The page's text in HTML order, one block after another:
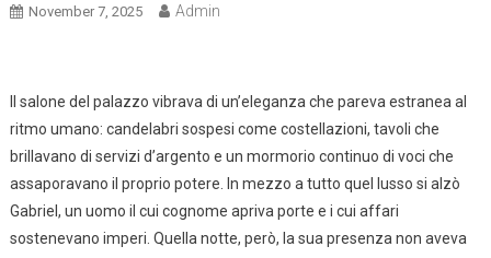
November 7, 2025 Admin
Il salone del palazzo vibrava di un’eleganza che pareva estranea al
ritmo umano: candelabri sospesi come costellazioni, tavoli che
brillavano di servizi d’argento e un mormorio continuo di voci che
assaporavano il proprio potere. In mezzo a tutto quel lusso si alzò
Gabriel, un uomo il cui cognome apriva porte e i cui affari
sostenevano imperi. Quella notte, però, la sua presenza non aveva